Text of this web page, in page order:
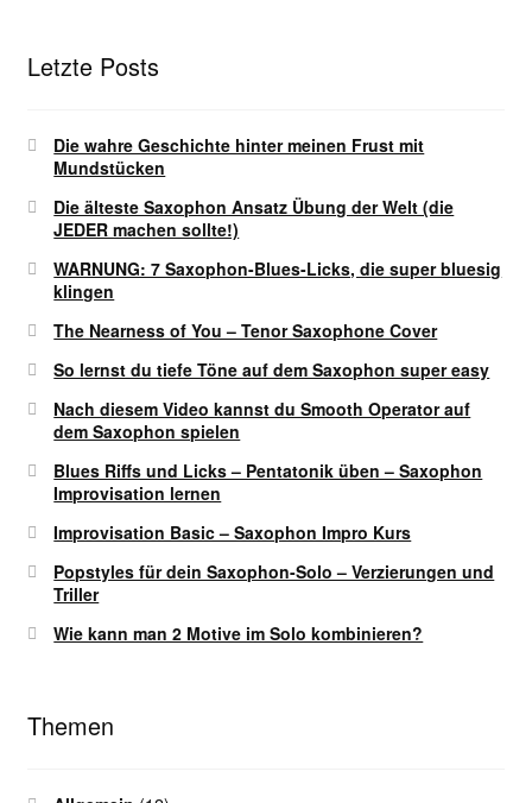
Letzte Posts
Die wahre Geschichte hinter meinen Frust mit
Mundstücken
Die älteste Saxophon Ansatz Übung der Welt (die
JEDER machen sollte!)
WARNUNG: 7 Saxophon-Blues-Licks, die super bluesig
klingen
The Nearness of You – Tenor Saxophone Cover
So lernst du tiefe Töne auf dem Saxophon super easy
Nach diesem Video kannst du Smooth Operator auf
dem Saxophon spielen
Blues Riffs und Licks – Pentatonik üben – Saxophon
Improvisation lernen
Improvisation Basic – Saxophon Impro Kurs
Popstyles für dein Saxophon-Solo – Verzierungen und
Triller
Wie kann man 2 Motive im Solo kombinieren?
Themen